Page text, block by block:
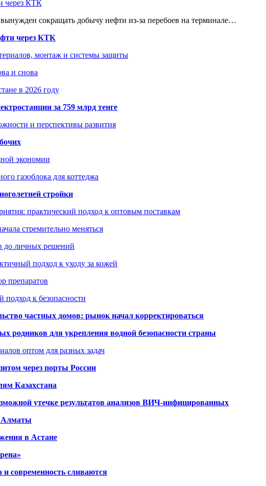
через КТК
сокращать добычу нефти из-за перебоев на терминале…
через КТК
монтаж и системы защиты
и снова
в 2026 году
за 759 млрд тенге
и перспективы развития
экономии
газоблока для коттеджа
стройки
практический подход к оптовым поставкам
стремительно меняться
до личных решений
подход к уходу за кожей
препаратов
к безопасности
частных домов: рынок начал корректироваться
родников для укрепления водной безопасности страны
оптом для разных задач
через порты России
Казахстана
утечке результатов анализов ВИЧ-инфицированных
Алматы
в Астане
современность сливаются